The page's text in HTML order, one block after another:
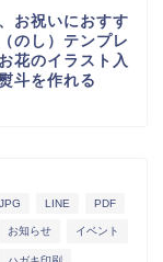
お祝いにおすす
のし）テンプレ
花のイラスト入
斗を作れる
JPG LINE PDF
お知らせ イベント